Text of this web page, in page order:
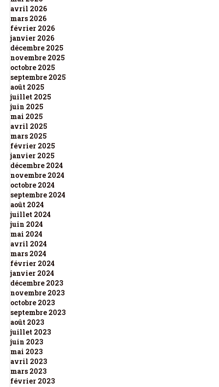
avril 2026
mars 2026
février 2026
janvier 2026
décembre 2025
novembre 2025
octobre 2025
septembre 2025
août 2025
juillet 2025
juin 2025
mai 2025
avril 2025
mars 2025
février 2025
janvier 2025
décembre 2024
novembre 2024
octobre 2024
septembre 2024
août 2024
juillet 2024
juin 2024
mai 2024
avril 2024
mars 2024
février 2024
janvier 2024
décembre 2023
novembre 2023
octobre 2023
septembre 2023
août 2023
juillet 2023
juin 2023
mai 2023
avril 2023
mars 2023
février 2023